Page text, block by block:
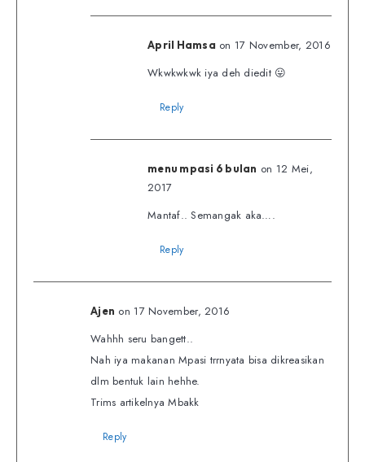
April Hamsa on 17 November, 2016
Wkwkwkwk iya deh diedit 😛
Reply
menu mpasi 6 bulan on 12 Mei,
2017
Mantaf.. Semangak aka….
Reply
Ajen on 17 November, 2016
Wahhh seru bangett..
Nah iya makanan Mpasi trrnyata bisa dikreasikan
dlm bentuk lain hehhe.
Trims artikelnya Mbakk
Reply